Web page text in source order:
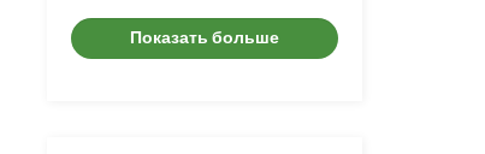
Показать больше